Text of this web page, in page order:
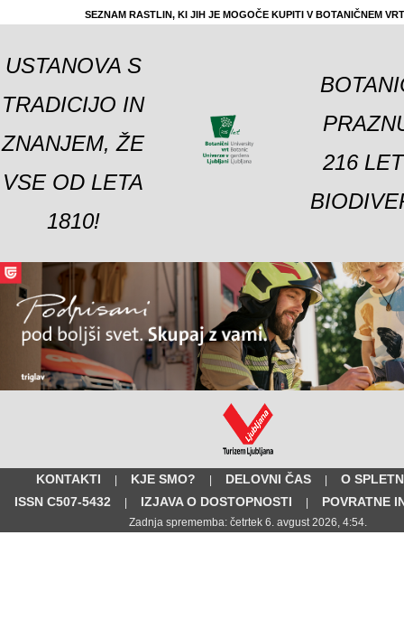
SEZNAM RASTLIN, KI JIH JE MOGOČE KUPITI V BOTANIČNEM
USTANOVA S
TRADICIJO IN
ZNANJEM, ŽE
VSE OD LETA
1810!
216
KONTAKTI | KJE SMO? | DELOVNI ČAS |
O
ISSN C507-5432
| IZJAVA O DOSTOPNOSTI | POVRATNE
Zadnja sprememba: četrtek 6. avgust 2026, 4:54.